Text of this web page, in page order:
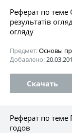
Реферат по теме
результатів
огляду
Предмет:Основы
Добавлено:
Скачать
Реферат по
годов